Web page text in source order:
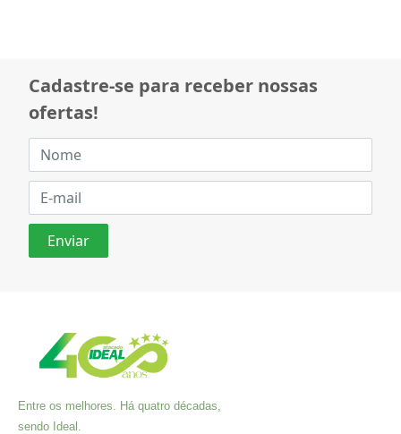
Cadastre-se para receber nossas
ofertas!
Entre os melhores. Há quatro décadas,
sendo Ideal.